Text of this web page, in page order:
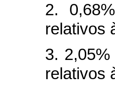
2.
relativos
3.
relativos